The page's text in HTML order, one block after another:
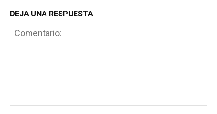
DEJA UNA RESPUESTA